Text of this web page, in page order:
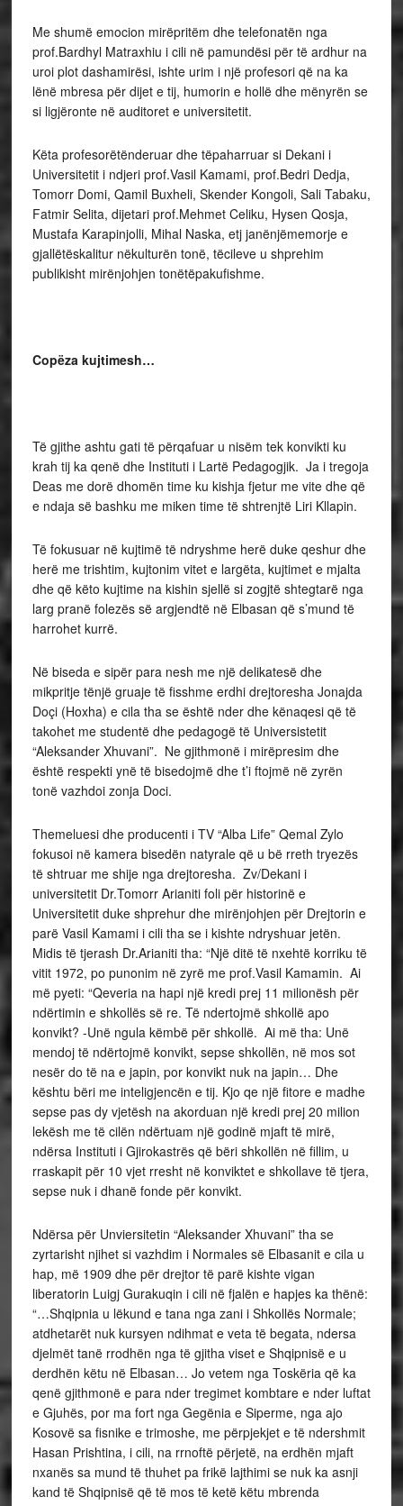
Me shumë emocion mirëpritëm dhe telefonatën nga
prof.Bardhyl Matraxhiu i cili në pamundësi për të ardhur na
uroi plot dashamirësi, ishte urim i një profesori që na ka
lënë mbresa për dijet e tij, humorin e hollë dhe mënyrën se
si ligjëronte në auditoret e universitetit.
Këta profesorëtënderuar dhe tëpaharruar si Dekani i
Universitetit i ndjeri prof.Vasil Kamami, prof.Bedri Dedja,
Tomorr Domi, Qamil Buxheli, Skender Kongoli, Sali Tabaku,
Fatmir Selita, dijetari prof.Mehmet Celiku, Hysen Qosja,
Mustafa Karapinjolli, Mihal Naska, etj janënjëmemorje e
gjallëtëskalitur nëkulturën tonë, tëcileve u shprehim
publikisht mirënjohjen tonëtëpakufishme.
Copëza kujtimesh…
Të gjithe ashtu gati të përqafuar u nisëm tek konvikti ku
krah tij ka qenë dhe Instituti i Lartë Pedagogjik. Ja i tregoja
Deas me dorë dhomën time ku kishja fjetur me vite dhe që
e ndaja së bashku me miken time të shtrenjtë Liri Kllapin.
Të fokusuar në kujtimë të ndryshme herë duke qeshur dhe
herë me trishtim, kujtonim vitet e largëta, kujtimet e mjalta
dhe që këto kujtime na kishin sjellë si zogjtë shtegtarë nga
larg pranë folezës së argjendtë në Elbasan që s’mund të
harrohet kurrë.
Në biseda e sipër para nesh me një delikatesë dhe
mikpritje tënjë gruaje të fisshme erdhi drejtoresha Jonajda
Doçi (Hoxha) e cila tha se është nder dhe kënaqesi që të
takohet me studentë dhe pedagogë të Universistetit
“Aleksander Xhuvani”. Ne gjithmonë i mirëpresim dhe
është respekti ynë të bisedojmë dhe t’i ftojmë në zyrën
tonë vazhdoi zonja Doci.
Themeluesi dhe producenti i TV “Alba Life” Qemal Zylo
fokusoi në kamera bisedën natyrale që u bë rreth tryezës
të shtruar me shije nga drejtoresha. Zv/Dekani i
universitetit Dr.Tomorr Arianiti foli për historinë e
Universitetit duke shprehur dhe mirënjohjen për Drejtorin e
parë Vasil Kamami i cili tha se i kishte ndryshuar jetën.
Midis të tjerash Dr.Arianiti tha: “Një ditë të nxehtë korriku të
vitit 1972, po punonim në zyrë me prof.Vasil Kamamin. Ai
më pyeti: “Qeveria na hapi një kredi prej 11 milionësh për
ndërtimin e shkollës së re. Të ndertojmë shkollë apo
konvikt? -Unë ngula këmbë për shkollë. Ai më tha: Unë
mendoj të ndërtojmë konvikt, sepse shkollën, në mos sot
nesër do të na e japin, por konvikt nuk na japin… Dhe
kështu bëri me inteligjencën e tij. Kjo qe një fitore e madhe
sepse pas dy vjetësh na akorduan një kredi prej 20 milion
lekësh me të cilën ndërtuam një godinë mjaft të mirë,
ndërsa Instituti i Gjirokastrës që bëri shkollën në fillim, u
rraskapit për 10 vjet rresht në konviktet e shkollave të tjera,
sepse nuk i dhanë fonde për konvikt.
Ndërsa për Unviersitetin “Aleksander Xhuvani” tha se
zyrtarisht njihet si vazhdim i Normales së Elbasanit e cila u
hap, më 1909 dhe për drejtor të parë kishte vigan
liberatorin Luigj Gurakuqin i cili në fjalën e hapjes ka thënë:
“…Shqipnia u lëkund e tana nga zani i Shkollës Normale;
atdhetarët nuk kursyen ndihmat e veta të begata, ndersa
djelmët tanë rrodhën nga të gjitha viset e Shqipnisë e u
derdhën këtu në Elbasan… Jo vetem nga Toskëria që ka
qenë gjithmonë e para nder tregimet kombtare e nder luftat
e Gjuhës, por ma fort nga Gegënia e Siperme, nga ajo
Kosovë sa fisnike e trimoshe, me përpjekjet e të ndershmit
Hasan Prishtina, i cili, na rrnoftë përjetë, na erdhën mjaft
nxanës sa mund të thuhet pa frikë lajthimi se nuk ka asnji
kand të Shqipnisë që të mos të ketë këtu mbrenda